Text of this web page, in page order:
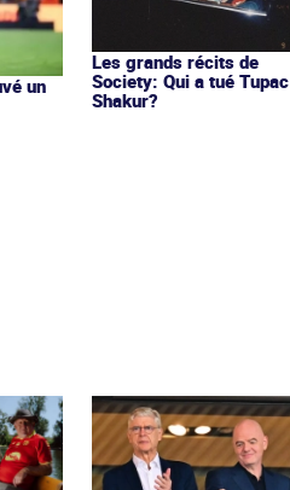
un
Les grands récits de
Society: Qui a tué Tupac
Shakur?